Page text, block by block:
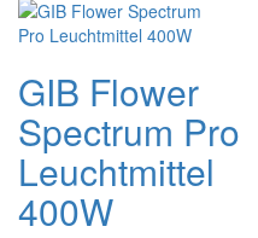
GIB Flower
Spectrum Pro
Leuchtmittel
400W